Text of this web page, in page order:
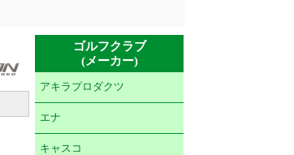
ゴルフクラブ
(メーカー)
アキラプロダクツ
エナ
キャスコ